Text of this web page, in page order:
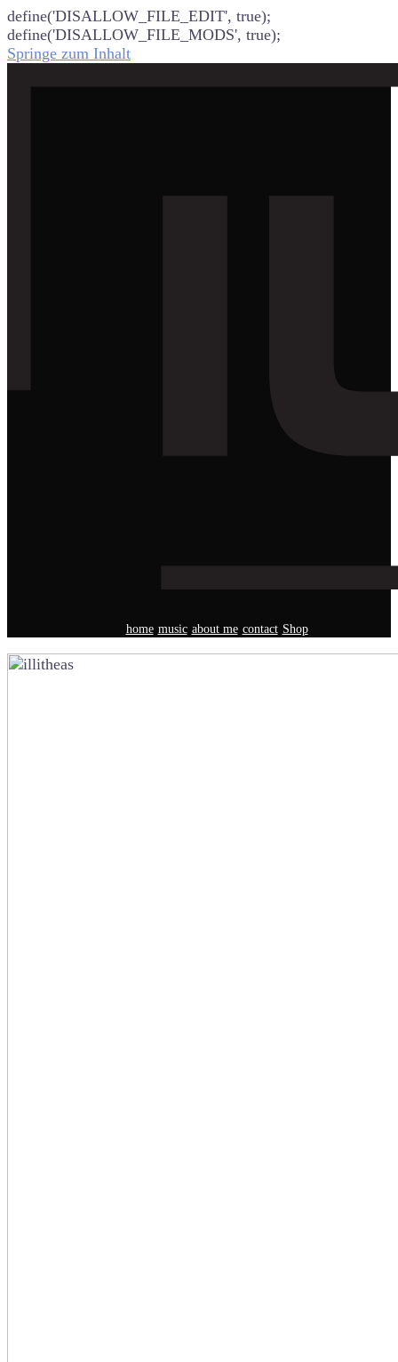
define('DISALLOW_FILE_EDIT', true);
define('DISALLOW_FILE_MODS', true);
Springe zum Inhalt
home music about me contact Shop